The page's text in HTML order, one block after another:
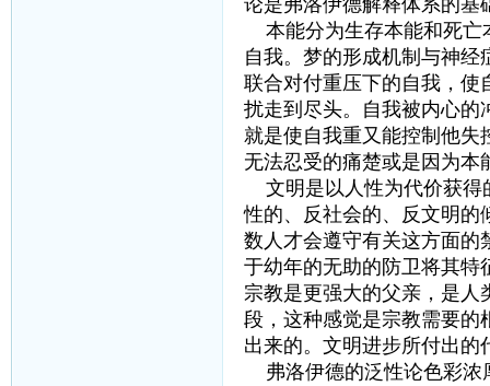
论是弗洛伊德解释体系的基
本能分为生存本能和死亡
自我。梦的形成机制与神
联合对付重压下的自我，使
扰走到尽头。自我被内心的
就是使自我重又能控制他失
无法忍受的痛楚或是因为本
文明是以人性为代价获得
性的、反社会的、反文明的
数人才会遵守有关这方面的
于幼年的无助的防卫将其特
宗教是更强大的父亲，是人
段，这种感觉是宗教需要的
出来的。文明进步所付出的
弗洛伊德的泛性论色彩浓